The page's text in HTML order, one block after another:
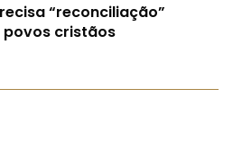
“reconciliação”
cristãos